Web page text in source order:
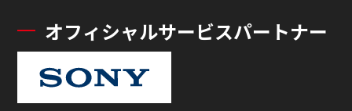
オフィシャルサービスパートナー